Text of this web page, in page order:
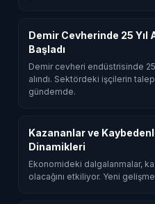
Demir Cevherinde 25 Yıl
Başladı
Demir cevheri endüstrisinde
alındı. Sektördeki işçilerin
gündemde.
Kazananlar ve
Dinamikleri
Ekonomideki dalgalanmalar,
olacağını etkiliyor. Yeni